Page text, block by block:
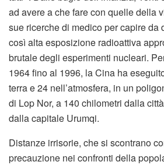
ad avere a che fare con quelle della
sue ricerche di medico per capire da
così alta esposizione radioattiva
brutale degli esperimenti nucleari.
1964 fino al 1996, la Cina ha
terra e 24 nell’atmosfera, in un
di Lop Nor, a 140 chilometri dalla
dalla capitale Urumqi.
Distanze irrisorie, che si scontrano
precauzione nei confronti della